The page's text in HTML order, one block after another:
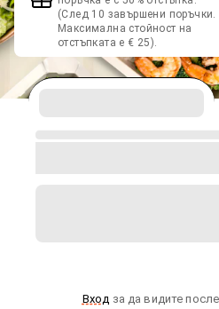
(След 10 завършени поръчки.
Максимална стойност на
отстъпката е € 25).
Вход за да видите